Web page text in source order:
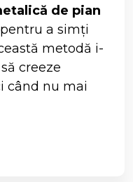
de pian
pentru a simți
metodă i-
creeze
când nu mai